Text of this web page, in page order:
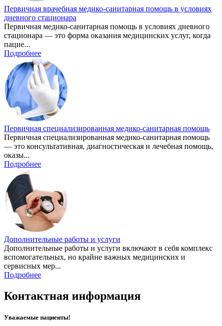
Первичная врачебная медико-санитарная помощь в условиях
дневного стационара
Первичная медико-санитарная помощь в условиях дневного
стационара — это форма оказания медицинских услуг, когда
пацие...
Подробнее
Первичная специализированная медико-санитарная помощь
Первичная специализированная медико-санитарная помощь
— это консультативная, диагностическая и лечебная помощь,
оказы...
Подробнее
Дополнительные работы и услуги
Дополнительные работы и услуги включают в себя комплекс
вспомогательных, но крайне важных медицинских и
сервисных мер...
Подробнее
Контактная информация
Уважаемые пациенты!